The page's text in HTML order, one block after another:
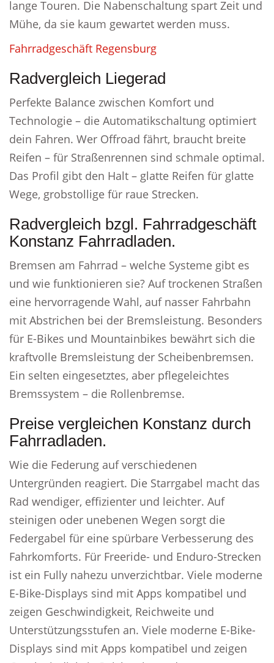
lange Touren. Die Nabenschaltung spart Zeit und
Mühe, da sie kaum gewartet werden muss.
Fahrradgeschäft Regensburg
Radvergleich Liegerad
Perfekte Balance zwischen Komfort und
Technologie – die Automatikschaltung optimiert
dein Fahren. Wer Offroad fährt, braucht breite
Reifen – für Straßenrennen sind schmale optimal.
Das Profil gibt den Halt – glatte Reifen für glatte
Wege, grobstollige für raue Strecken.
Radvergleich bzgl. Fahrradgeschäft
Konstanz Fahrradladen.
Bremsen am Fahrrad – welche Systeme gibt es
und wie funktionieren sie? Auf trockenen Straßen
eine hervorragende Wahl, auf nasser Fahrbahn
mit Abstrichen bei der Bremsleistung. Besonders
für E-Bikes und Mountainbikes bewährt sich die
kraftvolle Bremsleistung der Scheibenbremsen.
Ein selten eingesetztes, aber pflegeleichtes
Bremssystem – die Rollenbremse.
Preise vergleichen Konstanz durch
Fahrradladen.
Wie die Federung auf verschiedenen
Untergründen reagiert. Die Starrgabel macht das
Rad wendiger, effizienter und leichter. Auf
steinigen oder unebenen Wegen sorgt die
Federgabel für eine spürbare Verbesserung des
Fahrkomforts. Für Freeride- und Enduro-Strecken
ist ein Fully nahezu unverzichtbar. Viele moderne
E-Bike-Displays sind mit Apps kompatibel und
zeigen Geschwindigkeit, Reichweite und
Unterstützungsstufen an. Viele moderne E-Bike-
Displays sind mit Apps kompatibel und zeigen